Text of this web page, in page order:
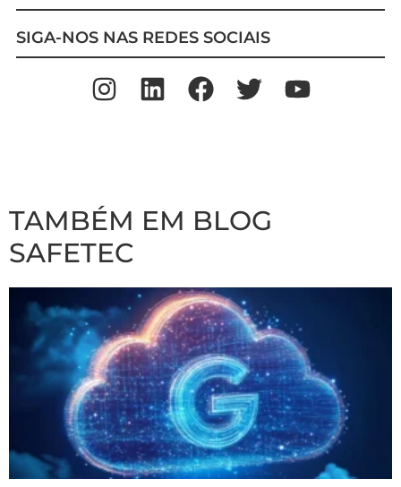
SIGA-NOS NAS REDES SOCIAIS
TAMBÉM EM BLOG
SAFETEC